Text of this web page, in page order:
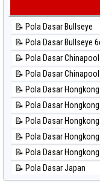
⚽ Bola Hitam Taiwan
📊 Statistik Kuda Lari
📊 Statistik Magnum
📊 Statistik Nagoya
📊 Statistik New York
📊 Statistik North
📊 Statistik Pcso
📊 Statistik
📊 Statistik Sao Paulo
📊 Statistik Singapore
📊 Statistik Sydney
📊 Statistik Sydney Lottery
📝 Pola Dasar Bullseye
📝 Pola Dasar Bullseye
📝 Pola Dasar
📝 Pola Dasar
📝 Pola Dasar Hongkong
📝 Pola Dasar
📝 Pola Dasar
📝 Pola Dasar
📝 Pola Dasar
📝 Pola Dasar Japan